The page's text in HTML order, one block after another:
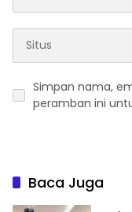
Simpan nama,
peramban ini
Baca Juga